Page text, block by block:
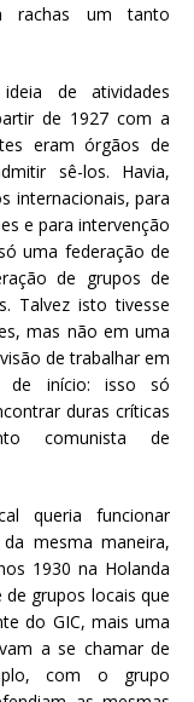
rachas um tanto
de atividades
de 1927 com a
eram órgãos de
sê-los. Havia,
internacionais, para
e para intervenção
uma federação de
de grupos de
Talvez isto tivesse
mas não em uma
de trabalhar em
de início: isso só
duras críticas
comunista de
queria funcionar
mesma maneira,
1930 na Holanda
grupos locais que
do GIC, mais uma
a se chamar de
com o grupo